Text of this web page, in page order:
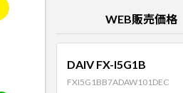
WEB販売価格
DAIV FX-I5G1B
FXI5G1BB7ADAW101DEC